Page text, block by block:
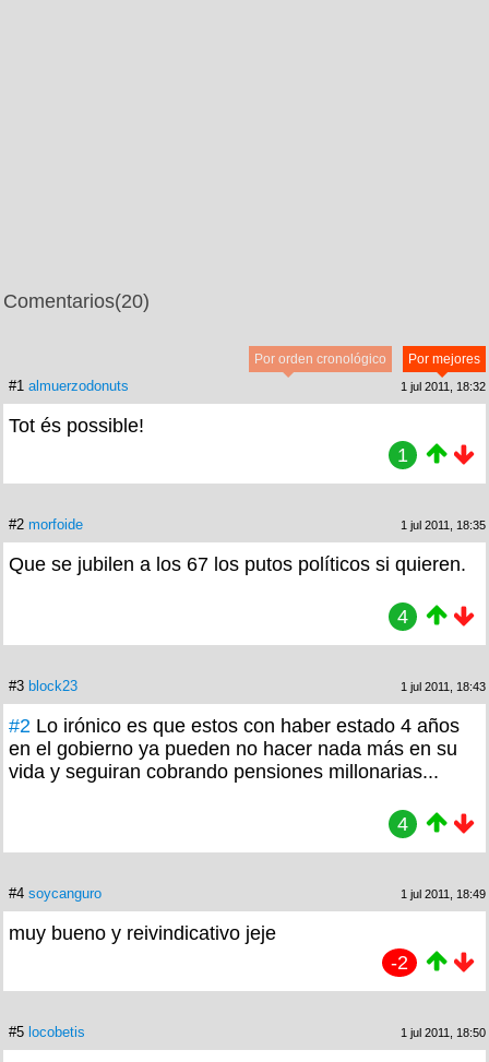
Comentarios(20)
Por mejores
Por orden cronológico
#1 almuerzodonuts 1 jul 2011, 18:32
Tot és possible!
1
#2 morfoide 1 jul 2011, 18:35
Que se jubilen a los 67 los putos políticos si quieren.
4
#3 block23 1 jul 2011, 18:43
#2 Lo irónico es que estos con haber estado 4 años
en el gobierno ya pueden no hacer nada más en su
vida y seguiran cobrando pensiones millonarias...
4
#4 soycanguro 1 jul 2011, 18:49
muy bueno y reivindicativo jeje
-2
#5 locobetis 1 jul 2011, 18:50